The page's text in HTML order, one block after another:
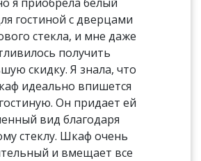
гостиной с дверцами
стекла, и мне даже
получить
скидку. Я знала, что
идеально впишется
Он придает ей
вид благодаря
стеклу. Шкаф очень
и вмещает все